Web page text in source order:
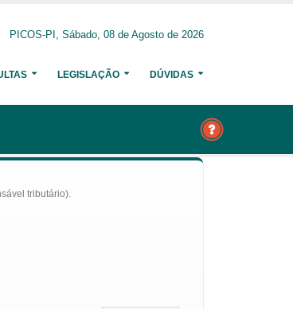
PICOS-PI, Sábado, 08 de Agosto de 2026
LEGISLAÇÃO DÚVIDAS
tributário).